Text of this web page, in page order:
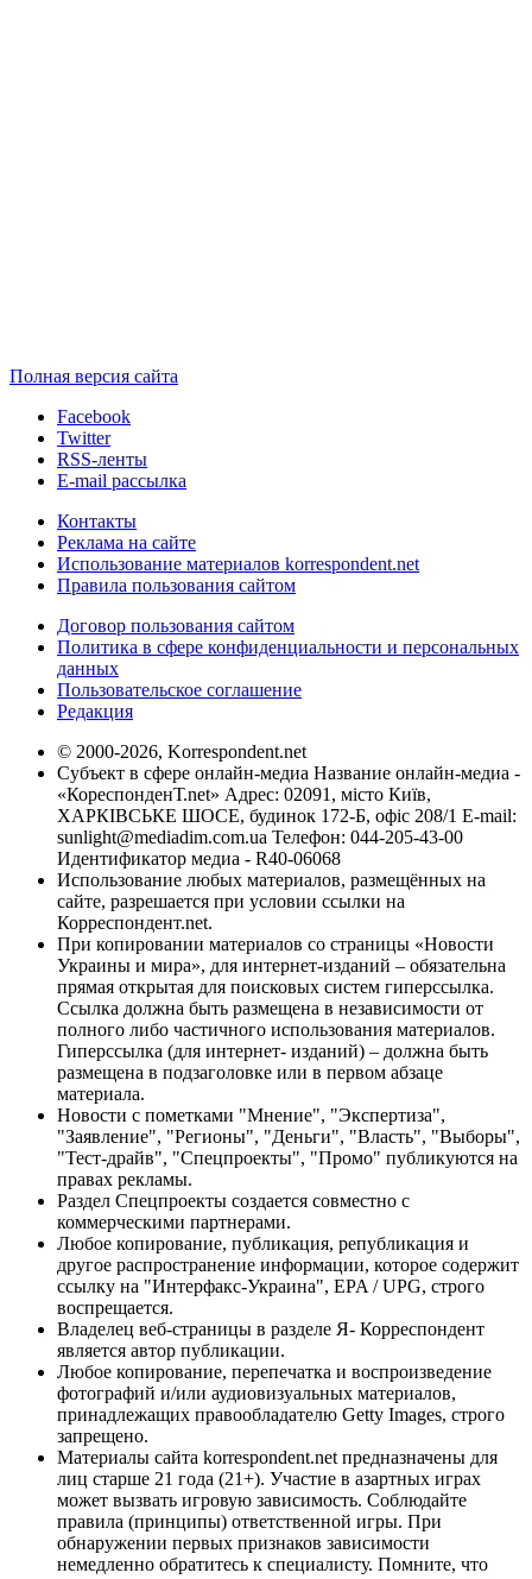
Полная версия сайта
Facebook
Twitter
RSS-ленты
E-mail рассылка
Контакты
Реклама на сайте
Использование материалов korrespondent.net
Правила пользования сайтом
Договор пользования сайтом
Политика в сфере конфиденциальности и персональных
данных
Пользовательское соглашение
Редакция
© 2000-2026, Korrespondent.net
Субъект в сфере онлайн-медиа Название онлайн-медиа -
«КореспонденТ.net» Адрес: 02091, місто Київ,
ХАРКІВСЬКЕ ШОСЕ, будинок 172-Б, офіс 208/1 E-mail:
sunlight@mediadim.com.ua Телефон: 044-205-43-00
Идентификатор медиа - R40-06068
Использование любых материалов, размещённых на
сайте, разрешается при условии ссылки на
Корреспондент.net.
При копировании материалов со страницы «Новости
Украины и мира», для интернет-изданий – обязательна
прямая открытая для поисковых систем гиперссылка.
Ссылка должна быть размещена в независимости от
полного либо частичного использования материалов.
Гиперссылка (для интернет- изданий) – должна быть
размещена в подзаголовке или в первом абзаце
материала.
Новости с пометками "Мнение", "Экспертиза",
"Заявление", "Регионы", "Деньги", "Власть", "Выборы",
"Тест-драйв", "Спецпроекты", "Промо" публикуются на
правах рекламы.
Раздел Спецпроекты создается совместно с
коммерческими партнерами.
Любое копирование, публикация, републикация и
другое распространение информации, которое содержит
ссылку на "Интерфакс-Украина", EPA / UPG, строго
воспрещается.
Владелец веб-страницы в разделе Я- Корреспондент
является автор публикации.
Любое копирование, перепечатка и воспроизведение
фотографий и/или аудиовизуальных материалов,
принадлежащих правообладателю Getty Images, строго
запрещено.
Материалы сайта korrespondent.net предназначены для
лиц старше 21 года (21+). Участие в азартных играх
может вызвать игровую зависимость. Соблюдайте
правила (принципы) ответственной игры. При
обнаружении первых признаков зависимости
немедленно обратитесь к специалисту. Помните, что